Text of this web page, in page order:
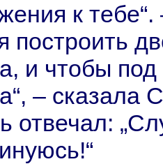
к
построить
и чтобы
– сказала
отвечал: